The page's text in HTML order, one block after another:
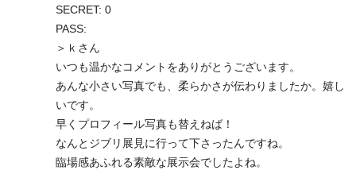
SECRET: 0
PASS:
＞ｋさん
いつも温かなコメントをありがとうございます。
あんな小さい写真でも、柔らかさが伝わりましたか。嬉し
いです。
早くプロフィール写真も替えねば！
なんとジブリ展見に行って下さったんですね。
臨場感あふれる素敵な展示会でしたよね。